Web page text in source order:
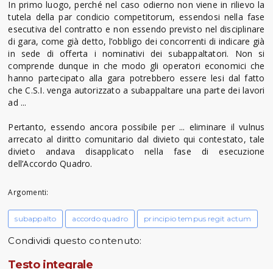
In primo luogo, perché nel caso odierno non viene in rilievo la
tutela della par condicio competitorum, essendosi nella fase
esecutiva del contratto e non essendo previsto nel disciplinare
di gara, come già detto, l’obbligo dei concorrenti di indicare già
in sede di offerta i nominativi dei subappaltatori. Non si
comprende dunque in che modo gli operatori economici che
hanno partecipato alla gara potrebbero essere lesi dal fatto
che C.S.I. venga autorizzato a subappaltare una parte dei lavori
ad ...
Pertanto, essendo ancora possibile per ... eliminare il vulnus
arrecato al diritto comunitario dal divieto qui contestato, tale
divieto andava disapplicato nella fase di esecuzione
dell’Accordo Quadro.
Argomenti:
subappalto accordo quadro principio tempus regit actum
Condividi questo contenuto:
Testo integrale